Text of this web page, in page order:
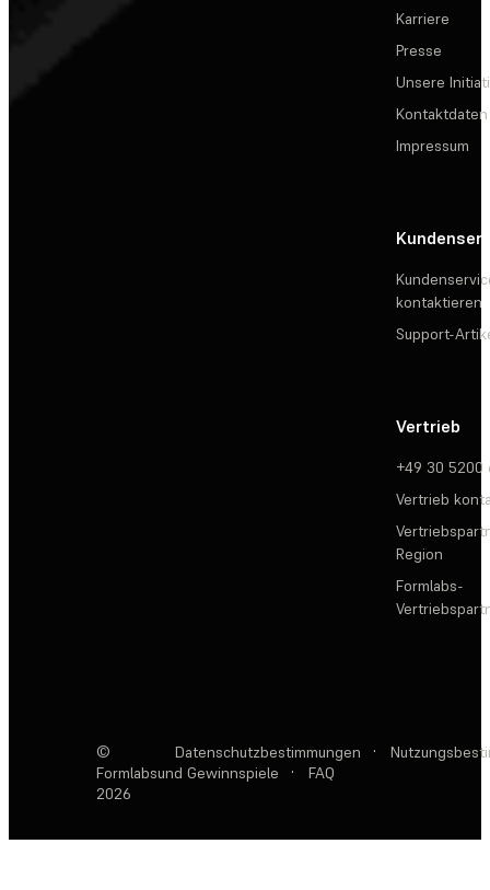
Karriere
Presse
Unsere
Kontaktdaten
Impressum
kontaktieren
Support-
Vertrieb
+49 30 5200
Vertrieb
Region
Formlabs-
©
Formlabs
2026
Datenschutzbestimmungen ·
und Gewinnspiele
· FAQ